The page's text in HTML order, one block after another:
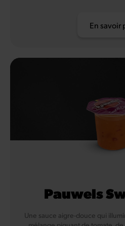
En savoir
Pauwels
Une sauce aigre-douce qui